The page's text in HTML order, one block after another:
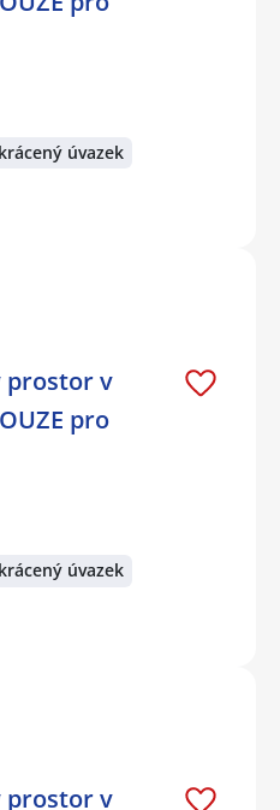
úvazek
prostor v
pro
úvazek
prostor v